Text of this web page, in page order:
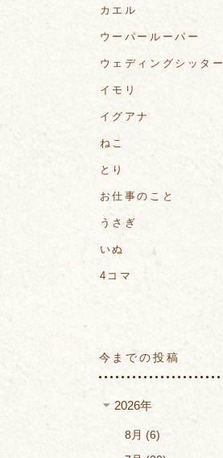
カエル
ウーパールーパー
ウェディングシッター
イモリ
イグアナ
ねこ
とり
お仕事のこと
うさぎ
いぬ
4コマ
今までの投稿
2026年
8月
6